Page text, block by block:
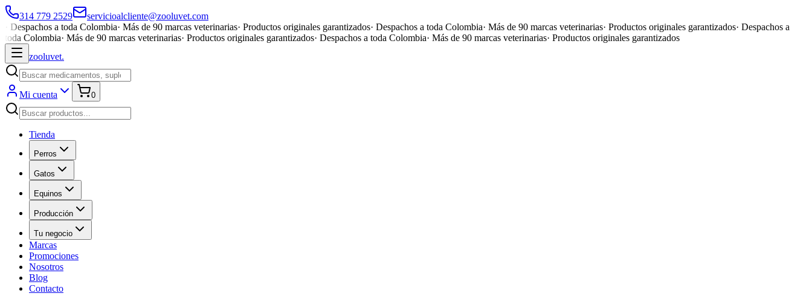
314 779 2529
servicioalcliente@zooluvet.com
Despachos a toda Colombia· Más de 90 marcas veterinarias· Productos originales garantizados· Despachos a toda Colombia· Más de 90 marcas veterinarias· Productos originales garantizados· Despachos a
toda Colombia· Más de 90 marcas veterinarias· Productos originales garantizados· Despachos a toda Colombia· Más de 90 marcas veterinarias· Productos originales garantizados
zooluvet.
Mi cuenta 0
Tienda
Perros
Gatos
Equinos
Producción
Tu negocio
Marcas
Promociones
Nosotros
Blog
Contacto